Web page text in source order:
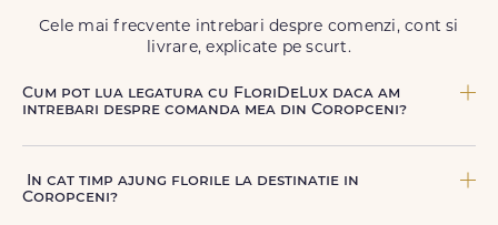
Cele mai frecvente intrebari despre comenzi, cont si
livrare, explicate pe scurt.
Cum pot lua legatura cu FloriDeLux daca am
intrebari despre comanda mea din Coropceni?
pentru comenzile cu livrare in Coropceni. Ne poti
contacta oricand pentru informatii despre comanda,
In cat timp ajung florile la destinatie in
Coropceni?